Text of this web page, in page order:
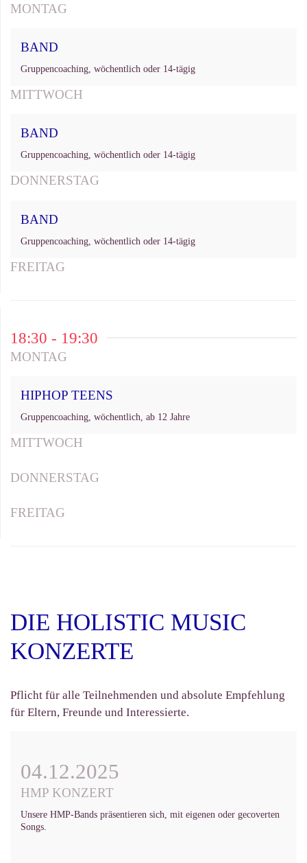
MONTAG
BAND
Gruppencoaching, wöchentlich oder 14-tägig
MITTWOCH
BAND
Gruppencoaching, wöchentlich oder 14-tägig
DONNERSTAG
BAND
Gruppencoaching, wöchentlich oder 14-tägig
FREITAG
18:30 - 19:30
MONTAG
HIPHOP TEENS
Gruppencoaching, wöchentlich, ab 12 Jahre
MITTWOCH
DONNERSTAG
FREITAG
DIE HOLISTIC MUSIC
KONZERTE
Pflicht für alle Teilnehmenden und absolute Empfehlung
für Eltern, Freunde und Interessierte.
04.12.2025
HMP KONZERT
Unsere HMP-Bands präsentieren sich, mit eigenen oder gecoverten
Songs.